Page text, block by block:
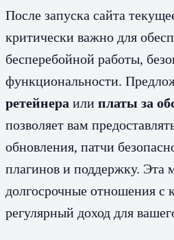
После запуска сайта
критически важно для
бесперебойной работы,
функциональности.
ретейнера или платы за
позволяет вам
обновления, патчи
плагинов и поддержку. Эта
долгосрочные отношения с
регулярный доход для